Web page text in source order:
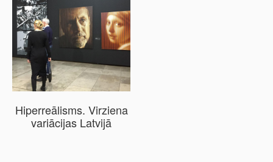
Hiperreālisms. Virziena
variācijas Latvijā